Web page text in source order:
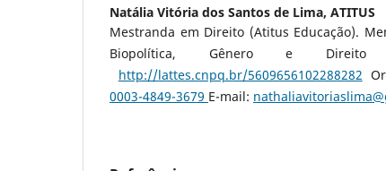
Natália Vitória dos Santos de Lima, ATITUS
Mestranda em Direito (Atitus Educação).
Biopolítica, Gênero e Direito
http://lattes.cnpq.br/5609656102288282
0003-4849-3679 E-mail: